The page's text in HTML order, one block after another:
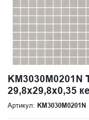
29,8x29,8x0,35
Артикул: KM3030M0201N